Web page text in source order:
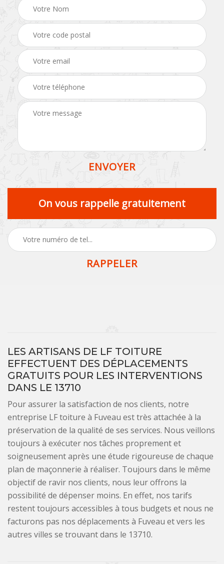
On vous rappelle gratuitement
LES ARTISANS DE LF TOITURE
EFFECTUENT DES DÉPLACEMENTS
GRATUITS POUR LES INTERVENTIONS
DANS LE 13710
Pour assurer la satisfaction de nos clients, notre
entreprise LF toiture à Fuveau est très attachée à la
préservation de la qualité de ses services. Nous veillons
toujours à exécuter nos tâches proprement et
soigneusement après une étude rigoureuse de chaque
plan de maçonnerie à réaliser. Toujours dans le même
objectif de ravir nos clients, nous leur offrons la
possibilité de dépenser moins. En effet, nos tarifs
restent toujours accessibles à tous budgets et nous ne
facturons pas nos déplacements à Fuveau et vers les
autres villes se trouvant dans le 13710.